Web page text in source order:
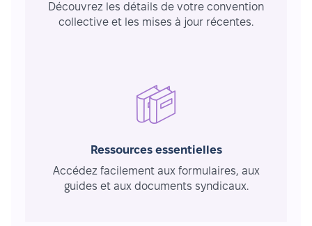
Découvrez les détails de votre convention
collective et les mises à jour récentes.
Ressources essentielles
Accédez facilement aux formulaires, aux
guides et aux documents syndicaux.